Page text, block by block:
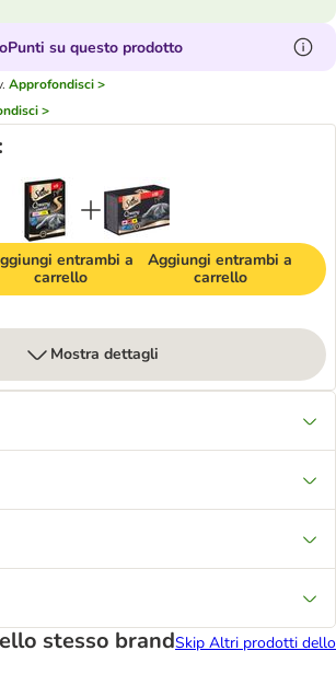
su questo prodotto
Approfondisci >
>
entrambi a
carrello
Aggiungi entrambi a
carrello
Mostra dettagli
stesso brandSkip Altri prodotti dello